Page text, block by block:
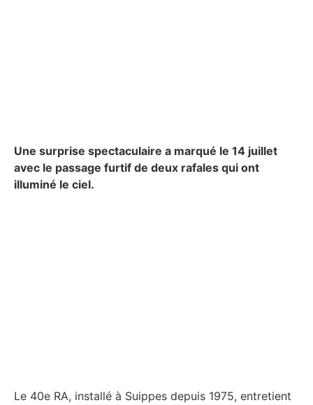
Une surprise spectaculaire a marqué le 14 juillet
avec le passage furtif de deux rafales qui ont
illuminé le ciel.
Le 40e RA, installé à Suippes depuis 1975, entretient